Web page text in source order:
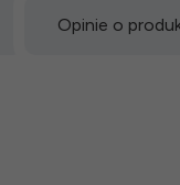
Opinie o